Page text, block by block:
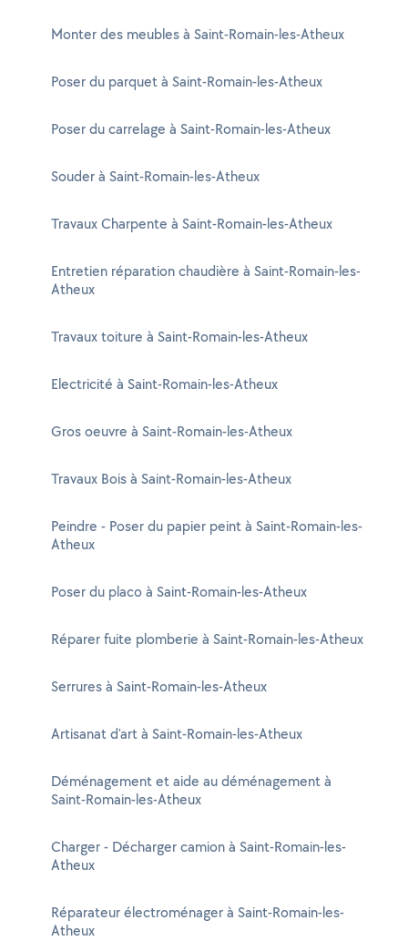
Monter des meubles à Saint-Romain-les-Atheux
Poser du parquet à Saint-Romain-les-Atheux
Poser du carrelage à Saint-Romain-les-Atheux
Souder à Saint-Romain-les-Atheux
Travaux Charpente à Saint-Romain-les-Atheux
Entretien réparation chaudière à Saint-Romain-les-
Atheux
Travaux toiture à Saint-Romain-les-Atheux
Electricité à Saint-Romain-les-Atheux
Gros oeuvre à Saint-Romain-les-Atheux
Travaux Bois à Saint-Romain-les-Atheux
Peindre - Poser du papier peint à Saint-Romain-les-
Atheux
Poser du placo à Saint-Romain-les-Atheux
Réparer fuite plomberie à Saint-Romain-les-Atheux
Serrures à Saint-Romain-les-Atheux
Artisanat d'art à Saint-Romain-les-Atheux
Déménagement et aide au déménagement à
Saint-Romain-les-Atheux
Charger - Décharger camion à Saint-Romain-les-
Atheux
Réparateur électroménager à Saint-Romain-les-
Atheux